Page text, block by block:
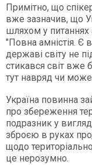
Примітно, що
вже зазначив, що
шляхом у питаннях
"Повна амністія. Є
державі світу не
стикався світ вже
тут навряд чи
Україна повинна
про збереження
подразник у
зброєю в руках
щодо
це нерозумно.